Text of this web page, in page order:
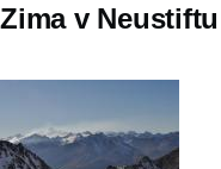
Zima v Neustiftu